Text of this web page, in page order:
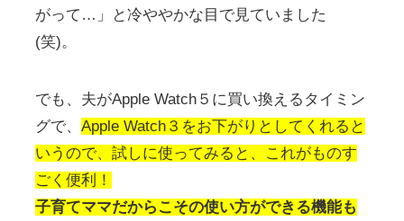
がって…」と冷ややかな目で見ていました
(笑)。
でも、夫がApple Watch５に買い換えるタイミン
グで、 Apple Watch３をお下がりとしてくれると
いうので、試しに使ってみると、これがものす
ごく便利！
子育てママだからこその使い方ができる機能も